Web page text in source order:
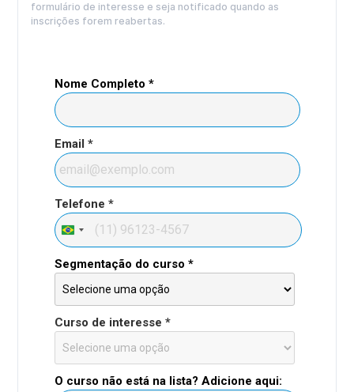
formulário de interesse e seja notificado quando as
inscrições forem reabertas.